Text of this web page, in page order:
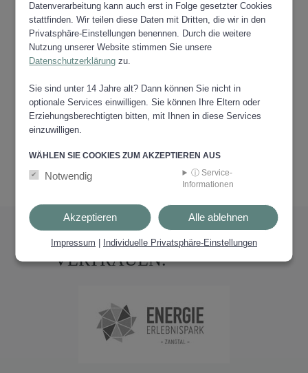
ZUR ÜBERSICHT SPORT- UND
FREIZEITEINRICHTUNGEN
VERTRAUEN.
Datenverarbeitung kann auch erst in Folge gesetzter Cookies
stattfinden. Wir teilen diese Daten mit Dritten, die wir in den
Privatsphäre-Einstellungen benennen. Durch die weitere
Nutzung unserer Website stimmen Sie unsere
Datenschutzerklärung zu.
Sie sind unter 14 Jahre alt? Dann können Sie nicht in
optionale Services einwilligen. Sie können Ihre Eltern oder
Erziehungsberechtigten bitten, mit Ihnen in diese Services
einzuwilligen.
WÄHLEN SIE COOKIES ZUM AKZEPTIEREN AUS
Notwendig
ⓘ Service-
Informationen
Akzeptieren Alle ablehnen
Impressum Individuelle Privatsphäre-Einstellungen